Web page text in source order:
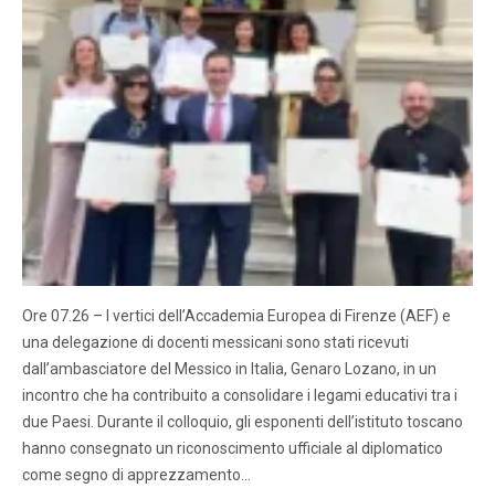
Ore 07.26 – I vertici dell’Accademia Europea di Firenze (AEF) e
una delegazione di docenti messicani sono stati ricevuti
dall’ambasciatore del Messico in Italia, Genaro Lozano, in un
incontro che ha contribuito a consolidare i legami educativi tra i
due Paesi. Durante il colloquio, gli esponenti dell’istituto toscano
hanno consegnato un riconoscimento ufficiale al diplomatico
come segno di apprezzamento…